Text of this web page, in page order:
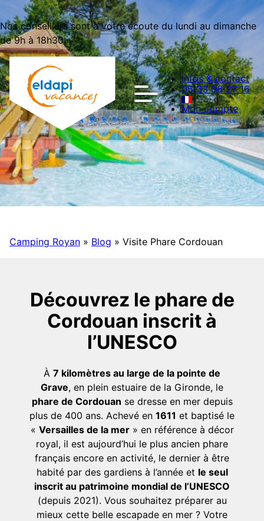
Nos conseillers sont à votre écoute du lundi au dimanche
de 9h à 18h30.
Infos & contact
05 33 06 27 16
Mon compte
Camping Royan » Blog » Visite Phare Cordouan
Découvrez le phare de
Cordouan inscrit à
l’UNESCO
À 7 kilomètres au large de la pointe de
Grave, en plein estuaire de la Gironde, le
phare de Cordouan se dresse en mer depuis
plus de 400 ans. Achevé en 1611 et baptisé le
« Versailles de la mer» en référence à décor
royal, il est aujourd’hui le plus ancien phare
français encore en activité, le dernier à être
habité par des gardiens à l’année et le seul
inscrit au patrimoine mondial de l’UNESCO
(depuis 2021). Vous souhaitez préparer au
mieux cette belle escapade en mer ? Votre